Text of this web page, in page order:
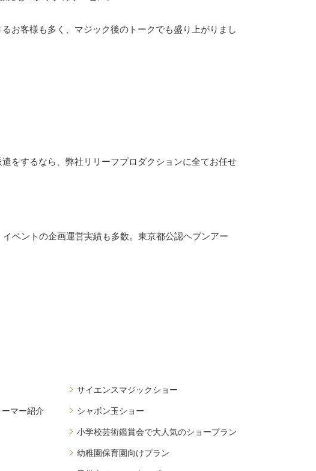
お客様も多く、マジック後のトークでも盛り上がりまし
をするなら、弊社リリーフプロダクションに全てお任せ
ベントの企画運営実績も多数。東京都公認ヘブンアー
マー紹介
サイエンスマジックショー
シャボン玉ショー
小学校芸術鑑賞会で大人気のショープラン
幼稚園保育園向けプラン